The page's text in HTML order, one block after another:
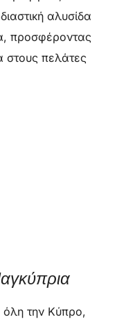
αλυσίδα
προσφέροντας
στους πελάτες
την Κύπρο,